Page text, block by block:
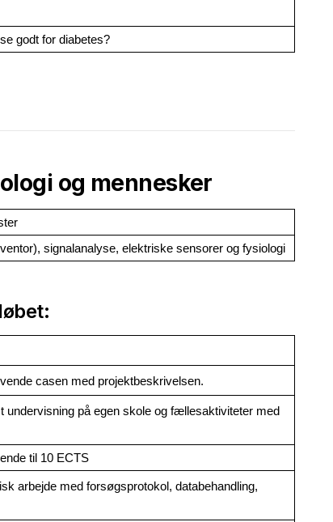
godt for diabetes?
og mennesker
signalanalyse, elektriske sensorer og fysiologi
casen med projektbeskrivelsen.
undervisning på egen skole og fællesaktiviteter med
til 10 ECTS
arbejde med forsøgsprotokol, databehandling,